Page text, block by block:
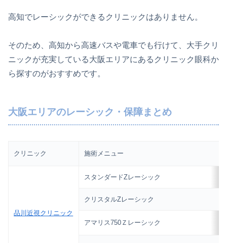
高知でレーシックができるクリニックはありません。
そのため、高知から高速バスや電車でも行けて、大手クリ
ニックが充実している大阪エリアにあるクリニック眼科か
ら探すのがおすすめです。
大阪エリアのレーシック・保障まとめ
クリニック 施術メニュー
品川近視クリニック
スタンダードZレーシック
クリスタルZレーシック
アマリス750Ｚレーシック